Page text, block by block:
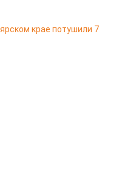
крае потушили 7